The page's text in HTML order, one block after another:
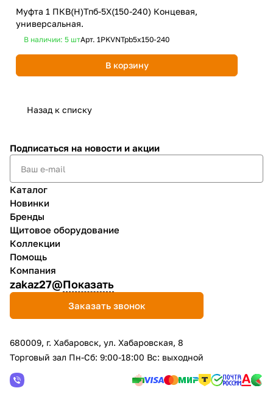
Муфта 1 ПКВ(Н)Тпб-5Х(150-240) Концевая,
универсальная.
В наличии: 5 штАрт. 1PKVNTpb5x150-240
В корзину
Назад к списку
Подписаться на новости и акции
Каталог
Новинки
Бренды
Щитовое оборудование
Коллекции
Помощь
Компания
zakaz27@Показать
Заказать звонок
680009, г. Хабаровск, ул. Хабаровская, 8
Торговый зал Пн-Сб: 9:00-18:00 Вс: выходной